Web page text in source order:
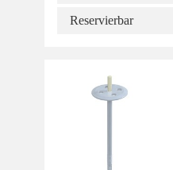
Reservierbar